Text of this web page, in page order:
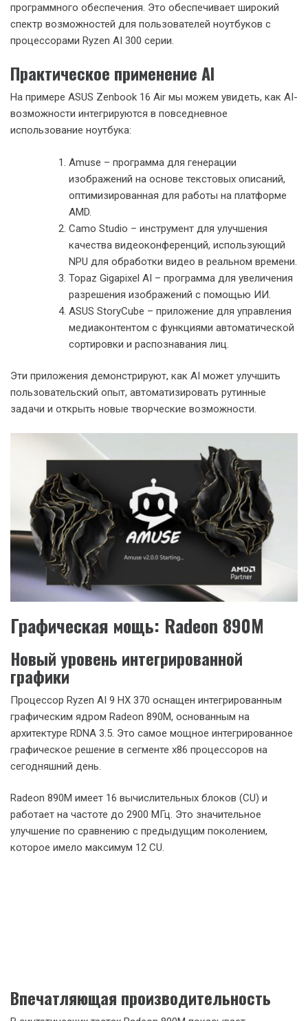
программного обеспечения. Это обеспечивает широкий
спектр возможностей для пользователей ноутбуков с
процессорами Ryzen AI 300 серии.
Практическое применение AI
На примере ASUS Zenbook 16 Air мы можем увидеть, как AI-
возможности интегрируются в повседневное
использование ноутбука:
Amuse – программа для генерации
изображений на основе текстовых описаний,
оптимизированная для работы на платформе
AMD.
Camo Studio – инструмент для улучшения
качества видеоконференций, использующий
NPU для обработки видео в реальном времени.
Topaz Gigapixel AI – программа для увеличения
разрешения изображений с помощью ИИ.
ASUS StoryCube – приложение для управления
медиаконтентом с функциями автоматической
сортировки и распознавания лиц.
Эти приложения демонстрируют, как AI может улучшить
пользовательский опыт, автоматизировать рутинные
задачи и открыть новые творческие возможности.
Графическая мощь: Radeon 890M
Новый уровень интегрированной
графики
Процессор Ryzen AI 9 HX 370 оснащен интегрированным
графическим ядром Radeon 890M, основанным на
архитектуре RDNA 3.5. Это самое мощное интегрированное
графическое решение в сегменте x86 процессоров на
сегодняшний день.
Radeon 890M имеет 16 вычислительных блоков (CU) и
работает на частоте до 2900 МГц. Это значительное
улучшение по сравнению с предыдущим поколением,
которое имело максимум 12 CU.